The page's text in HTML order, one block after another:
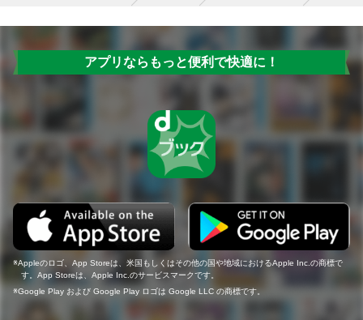
アプリならもっと便利で快適に！
Appleのロゴ、App Storeは、米国もしくはその他の国や地域におけるApple Inc.の商標で
す。App Storeは、Apple Inc.のサービスマークです。
Google Play および Google Play ロゴは Google LLC の商標です。